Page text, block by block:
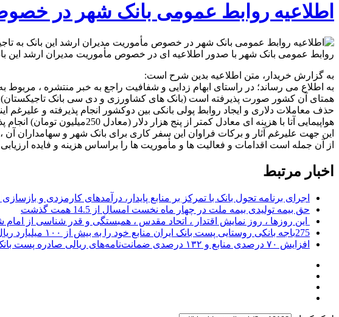
اطلاعیه روابط عمومی بانک شهر در
روابط عمومی بانک شهر با صدور اطلاعیه ای در خصوص مأموریت مدیران ارشد این
به گزارش خریدار، متن اطلاعیه بدین شرح است:
به اطلاع می رساند؛ در راستای ابهام زدایی و شفافیت راجع به خبر منتشره ،
همتای آن کشور صورت پذیرفته است (بانک های کشاورزی و دی سی بانک تاجیکستان) و
حذف معاملات دلاری و ایجاد روابط پولی بانکی بین دوکشور انجام پذیرفته و
هواپیمایی آتا با هزینه ای
این جهت علیرغم آثار و برکات فراوان این سفر کاری برای بانک شهر و سهامداران
از آن جمله است اقدامات و فعالیت ها و مأموریت ها را براساس هزینه و فایده
اخبار مرتبط
اجرای برنامه تحول بانک با تمرکز بر منابع پایدار، درآمدهای کارمزدی و
حق بیمه تولیدی بیمه ملت در چهار ماه نخست امسال از 14.5 همت گذشت
این روزها ، روز نمایش اقتدار ، اتحاد مقدس ، همبستگی و قدر شناسی از
275باجه بانکی روستایی پست بانک ایران منابع خود را به بیش از ۱۰۰ میلیارد ریال افزایش دادند
افزایش ۷۰ درصدی منابع و ۱۳۲ درصدی ضمانت‌نامه‌های ریالی صادره پست بانک ایران در چهارماهه اول سال 1405